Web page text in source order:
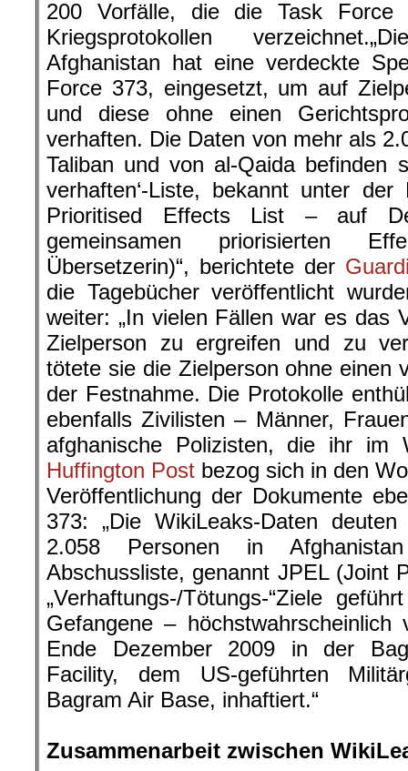
200 Vorfälle, die die Task Force
Kriegsprotokollen
Afghanistan hat eine verdeckte
Force 373, eingesetzt, um auf
und diese ohne einen
verhaften. Die Daten von mehr als
Taliban und von al-Qaida befinden
verhaften‘-Liste, bekannt unter
Prioritised Effects List – auf
gemeinsamen priorisierten
Übersetzerin)“, berichtete der
die Tagebücher veröffentlicht
weiter: „In vielen Fällen war es das
Zielperson zu ergreifen und zu
tötete sie die Zielperson ohne einen
der Festnahme. Die Protokolle
ebenfalls Zivilisten – Männer,
afghanische Polizisten, die ihr im
Huffington Post bezog sich in den
Veröffentlichung der Dokumente
373: „Die WikiLeaks-Daten
2.058 Personen in
Abschussliste, genannt JPEL (Joint
„Verhaftungs-/Tötungs-“Ziele
Gefangene –
Ende Dezember 2009 in der
Facility, dem US-geführten
Bagram Air Base, inhaftiert.“
Zusammenarbeit zwischen